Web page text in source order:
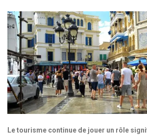
Le tourisme continue de jouer un rôle